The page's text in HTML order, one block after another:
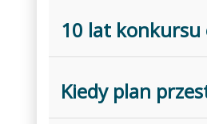
10 lat konkursu
Kiedy plan